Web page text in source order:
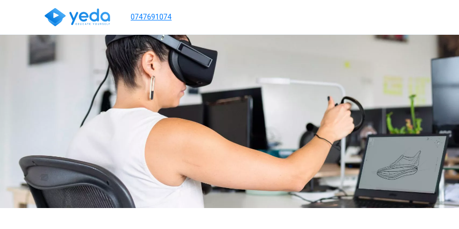
0747691074